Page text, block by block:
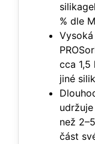
% dle
cca 1,5
jiné
než
část